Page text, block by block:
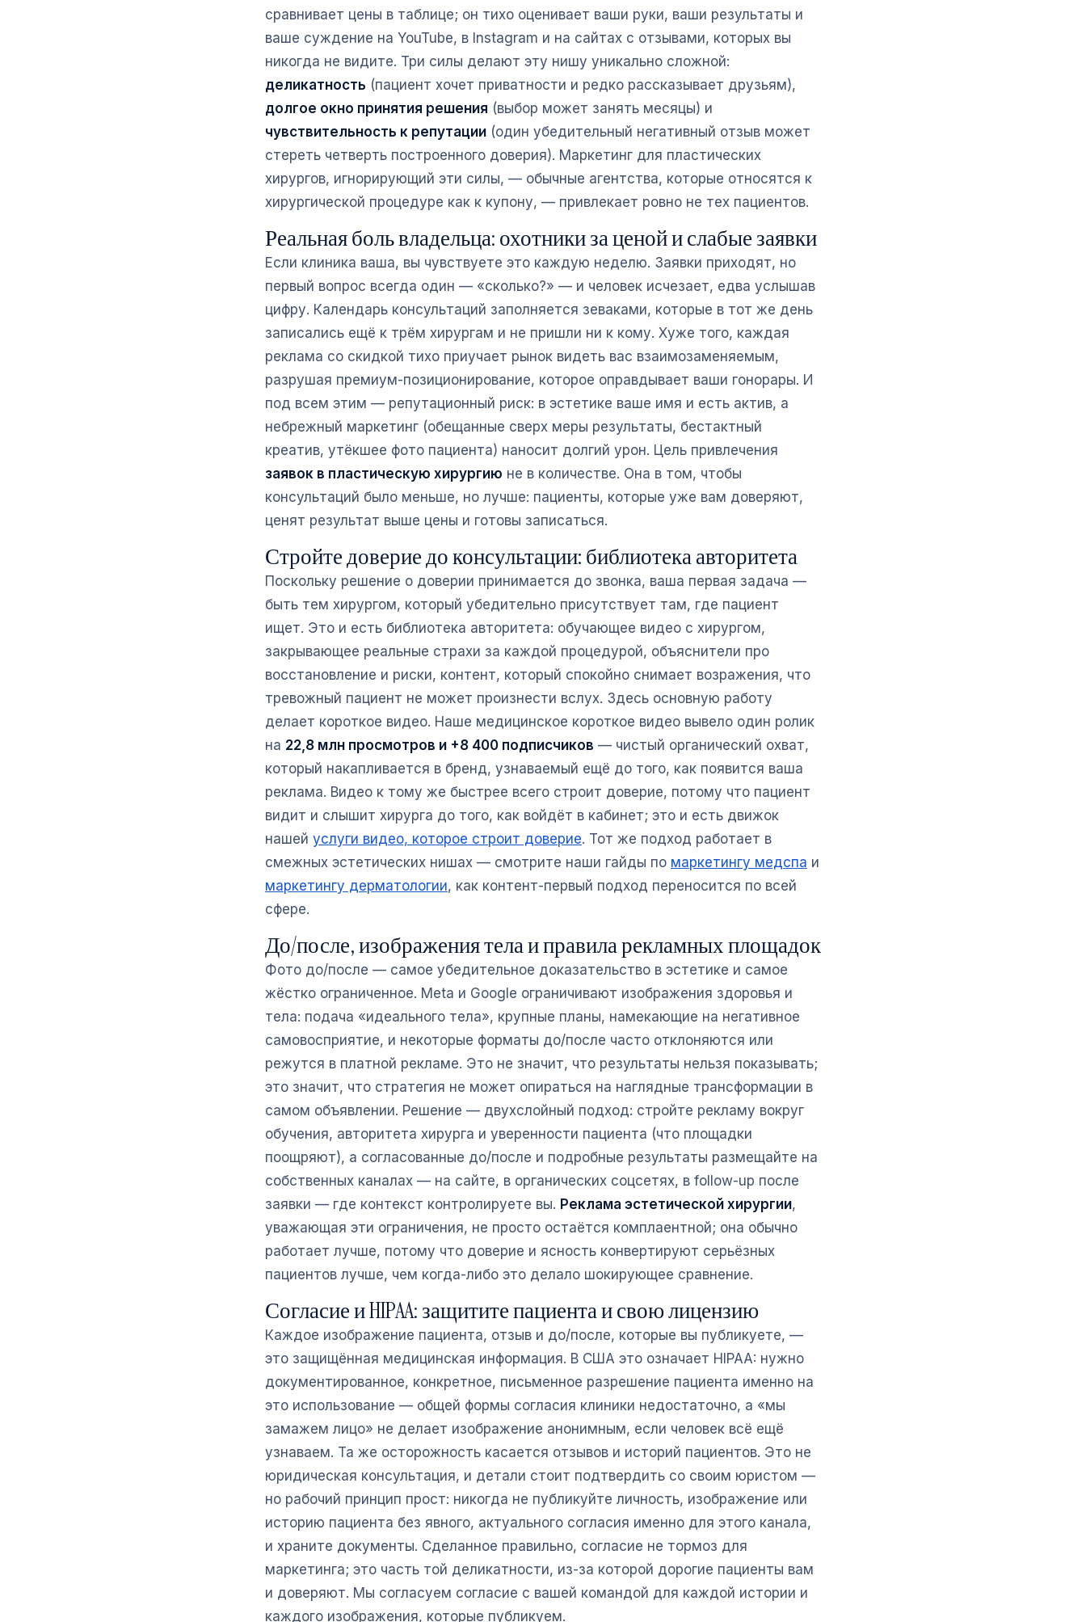
сравнивает цены в таблице; он тихо оценивает ваши руки, ваши результаты и
ваше суждение на YouTube, в Instagram и на сайтах с отзывами, которых вы
никогда не видите. Три силы делают эту нишу уникально сложной:
деликатность (пациент хочет приватности и редко рассказывает друзьям),
долгое окно принятия решения (выбор может занять месяцы) и
чувствительность к репутации (один убедительный негативный отзыв может
стереть четверть построенного доверия). Маркетинг для пластических
хирургов, игнорирующий эти силы, — обычные агентства, которые относятся к
хирургической процедуре как к купону, — привлекает ровно не тех пациентов.
Реальная боль владельца: охотники за ценой и слабые заявки
Если клиника ваша, вы чувствуете это каждую неделю. Заявки приходят, но
первый вопрос всегда один — «сколько?» — и человек исчезает, едва услышав
цифру. Календарь консультаций заполняется зеваками, которые в тот же день
записались ещё к трём хирургам и не пришли ни к кому. Хуже того, каждая
реклама со скидкой тихо приучает рынок видеть вас взаимозаменяемым,
разрушая премиум-позиционирование, которое оправдывает ваши гонорары. И
под всем этим — репутационный риск: в эстетике ваше имя и есть актив, а
небрежный маркетинг (обещанные сверх меры результаты, бестактный
креатив, утёкшее фото пациента) наносит долгий урон. Цель привлечения
заявок в пластическую хирургию не в количестве. Она в том, чтобы
консультаций было меньше, но лучше: пациенты, которые уже вам доверяют,
ценят результат выше цены и готовы записаться.
Стройте доверие до консультации: библиотека авторитета
Поскольку решение о доверии принимается до звонка, ваша первая задача —
быть тем хирургом, который убедительно присутствует там, где пациент
ищет. Это и есть библиотека авторитета: обучающее видео с хирургом,
закрывающее реальные страхи за каждой процедурой, объяснители про
восстановление и риски, контент, который спокойно снимает возражения, что
тревожный пациент не может произнести вслух. Здесь основную работу
делает короткое видео. Наше медицинское короткое видео вывело один ролик
на 22,8 млн просмотров и +8 400 подписчиков — чистый органический охват,
который накапливается в бренд, узнаваемый ещё до того, как появится ваша
реклама. Видео к тому же быстрее всего строит доверие, потому что пациент
видит и слышит хирурга до того, как войдёт в кабинет; это и есть движок
нашей услуги видео, которое строит доверие. Тот же подход работает в
смежных эстетических нишах — смотрите наши гайды по маркетингу медспа и
маркетингу дерматологии, как контент-первый подход переносится по всей
сфере.
До/после, изображения тела и правила рекламных площадок
Фото до/после — самое убедительное доказательство в эстетике и самое
жёстко ограниченное. Meta и Google ограничивают изображения здоровья и
тела: подача «идеального тела», крупные планы, намекающие на негативное
самовосприятие, и некоторые форматы до/после часто отклоняются или
режутся в платной рекламе. Это не значит, что результаты нельзя показывать;
это значит, что стратегия не может опираться на наглядные трансформации в
самом объявлении. Решение — двухслойный подход: стройте рекламу вокруг
обучения, авторитета хирурга и уверенности пациента (что площадки
поощряют), а согласованные до/после и подробные результаты размещайте на
собственных каналах — на сайте, в органических соцсетях, в follow-up после
заявки — где контекст контролируете вы. Реклама эстетической хирургии,
уважающая эти ограничения, не просто остаётся комплаентной; она обычно
работает лучше, потому что доверие и ясность конвертируют серьёзных
пациентов лучше, чем когда-либо это делало шокирующее сравнение.
Согласие и HIPAA: защитите пациента и свою лицензию
Каждое изображение пациента, отзыв и до/после, которые вы публикуете, —
это защищённая медицинская информация. В США это означает HIPAA: нужно
документированное, конкретное, письменное разрешение пациента именно на
это использование — общей формы согласия клиники недостаточно, а «мы
замажем лицо» не делает изображение анонимным, если человек всё ещё
узнаваем. Та же осторожность касается отзывов и историй пациентов. Это не
юридическая консультация, и детали стоит подтвердить со своим юристом —
но рабочий принцип прост: никогда не публикуйте личность, изображение или
историю пациента без явного, актуального согласия именно для этого канала,
и храните документы. Сделанное правильно, согласие не тормоз для
маркетинга; это часть той деликатности, из-за которой дорогие пациенты вам
и доверяют. Мы согласуем согласие с вашей командой для каждой истории и
каждого изображения, которые публикуем.